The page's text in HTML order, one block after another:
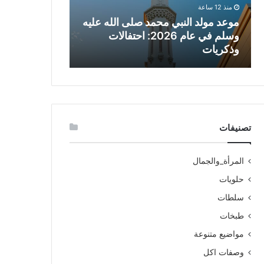
منذ 12 ساعة
موعد مولد النبي محمد صلى الله عليه
وسلم في عام 2026: احتفالات
وذكريات
تصنيفات
المرأة_والجمال
حلويات
سلطات
طبخات
مواضيع متنوعة
وصفات اكل